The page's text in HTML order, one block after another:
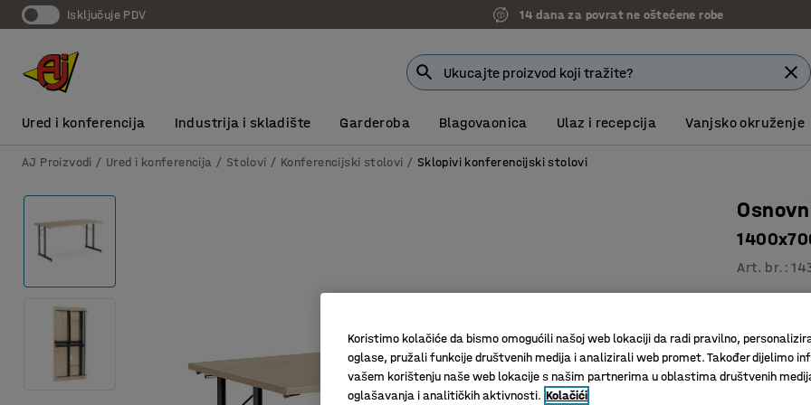
Isključuje PDV 14 dana za povrat ne oštećene robe
Ured i konferencija Industrija i skladište Garderoba Blagovaonica Ulaz i recepcija Vanjsko okruženje
AJ Proizvodi Ured i konferencija Stolovi Konferencijski stolovi Sklopivi konferencijski stolovi
Art. br. :
Boja
Koristimo kolačiće da bismo omogućili našoj web lokaciji da radi pravilno,
oglase, pružali funkcije društvenih medija i analizirali web promet. Također dijelimo
vašem korištenju naše web lokacije s našim partnerima u oblastima društvenih
oglašavanja i analitičkih aktivnosti. Kolačići